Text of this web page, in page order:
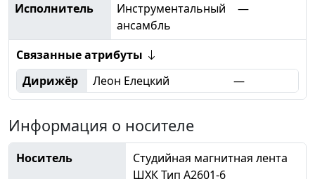
Исполнитель
Инструментальный
ансамбль
—
Связанные атрибуты
Дирижёр
Леон Елецкий —
Информация о носителе
Носитель
Студийная магнитная лента
ШХК Тип А2601-6